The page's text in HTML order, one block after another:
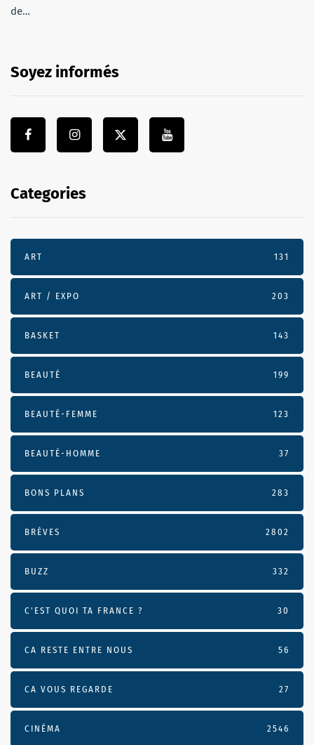
de…
Soyez informés
Categories
ART 131
ART / EXPO 203
BASKET 143
BEAUTÉ 199
BEAUTÉ-FEMME 123
BEAUTÉ-HOMME 37
BONS PLANS 283
BRÈVES 2802
BUZZ 332
C'EST QUOI TA FRANCE ? 30
CA RESTE ENTRE NOUS 56
CA VOUS REGARDE 27
CINÉMA 2546